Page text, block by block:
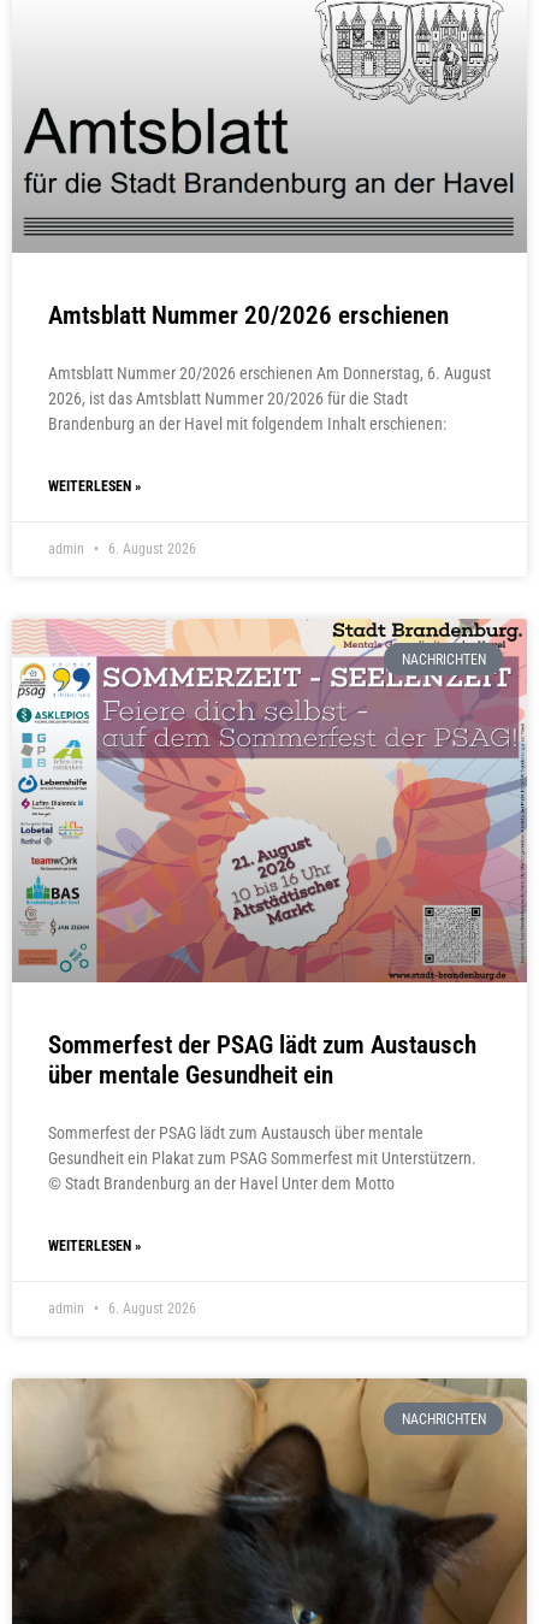
Amtsblatt Nummer 20/2026 erschienen
Amtsblatt Nummer 20/2026 erschienen Am Donnerstag, 6. August
2026, ist das Amtsblatt Nummer 20/2026 für die Stadt
Brandenburg an der Havel mit folgendem Inhalt erschienen:
WEITERLESEN »
admin 6. August 2026
NACHRICHTEN
Sommerfest der PSAG lädt zum Austausch
über mentale Gesundheit ein
Sommerfest der PSAG lädt zum Austausch über mentale
Gesundheit ein Plakat zum PSAG Sommerfest mit Unterstützern.
© Stadt Brandenburg an der Havel Unter dem Motto
WEITERLESEN »
admin 6. August 2026
NACHRICHTEN